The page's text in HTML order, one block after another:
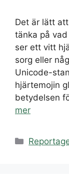
Det är lätt
tänka på
ser ett vitt
sorg eller
Unicode-
hjärtemojin
betydelsen
mer